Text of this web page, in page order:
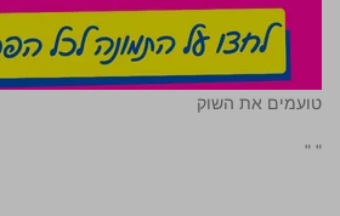
טועמים את השוק
"
"